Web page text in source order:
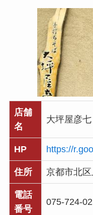
店舗
名
大坪屋彦七
HP https://
住所 京都市北
電話
番号
075-724-